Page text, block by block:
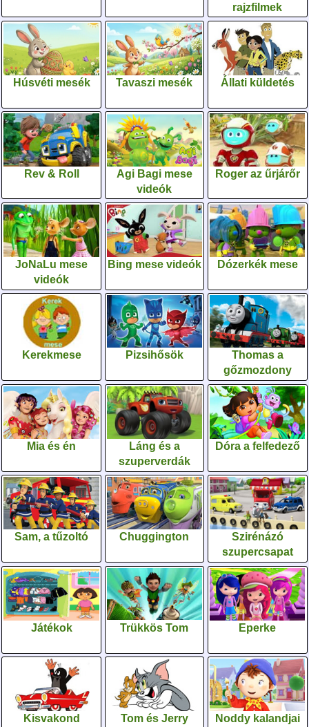
rajzfilmek
Húsvéti mesék Tavaszi mesék Állati küldetés
Rev & Roll
Agi Bagi mese
videók
Roger az űrjárőr
JoNaLu mese
videók
Bing mese videók Dózerkék mese
Kerekmese Pizsihősök
Thomas a
gőzmozdony
Mia és én
Láng és a
szuperverdák
Dóra a felfedező
Sam, a tűzoltó Chuggington
Szirénázó
szupercsapat
Játékok Trükkös Tom Eperke
Kisvakond Tom és Jerry
Noddy kalandjai